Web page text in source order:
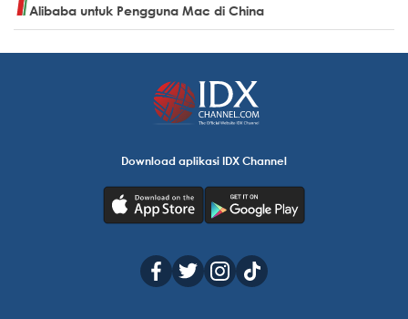
Alibaba untuk Pengguna Mac di China
Download aplikasi IDX Channel